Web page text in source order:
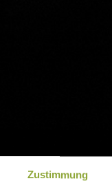
Zustimmung